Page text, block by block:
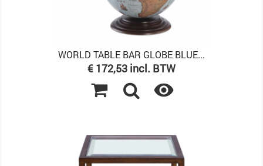
WORLD TABLE BAR GLOBE BLUE...
Prijs
€ 172,53 incl. BTW
